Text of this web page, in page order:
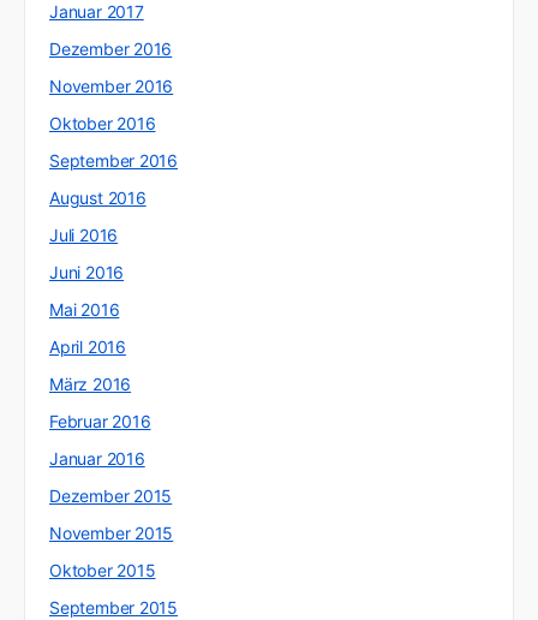
Januar 2017
Dezember 2016
November 2016
Oktober 2016
September 2016
August 2016
Juli 2016
Juni 2016
Mai 2016
April 2016
März 2016
Februar 2016
Januar 2016
Dezember 2015
November 2015
Oktober 2015
September 2015